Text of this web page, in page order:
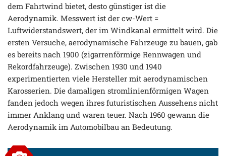
dem Fahrtwind bietet, desto günstiger ist die
Aerodynamik. Messwert ist der cw-Wert =
Luftwiderstandswert, der im Windkanal ermittelt wird. Die
ersten Versuche, aerodynamische Fahrzeuge zu bauen, gab
es bereits nach 1900 (zigarrenförmige Rennwagen und
Rekordfahrzeuge). Zwischen 1930 und 1940
experimentierten viele Hersteller mit aerodynamischen
Karosserien. Die damaligen stromlinienförmigen Wagen
fanden jedoch wegen ihres futuristischen Aussehens nicht
immer Anklang und waren teuer. Nach 1960 gewann die
Aerodynamik im Automobilbau an Bedeutung.